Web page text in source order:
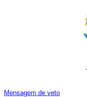
Mensagem de veto